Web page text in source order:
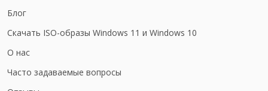
Блог
Скачать ISO-образы Windows 11 и Windows 10
О нас
Часто задаваемые вопросы